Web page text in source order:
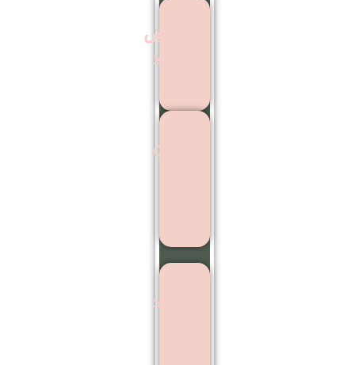
عوارض
کاشت
بهترین
کاشت